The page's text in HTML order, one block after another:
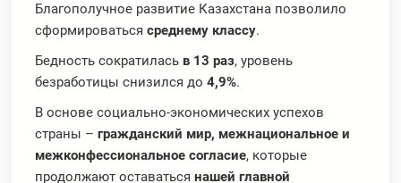
Благополучное развитие Казахстана позволило
сформироватьсясреднему классу.
Бедность сократилась в 13 раз, уровень
безработицы снизился до4,9%.
В основе социально-экономических успехов
страны –гражданский мир, межнациональное и
межконфессиональное согласие, которые
продолжают оставатьсянашей главной